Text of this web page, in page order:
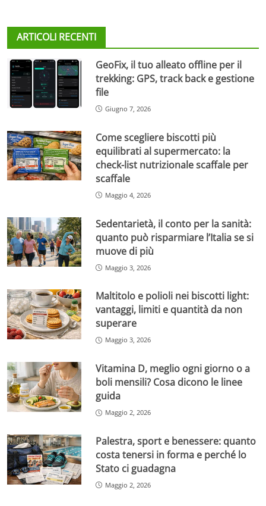
ARTICOLI RECENTI
GeoFix, il tuo alleato offline per il
trekking: GPS, track back e gestione
file
Giugno 7, 2026
Come scegliere biscotti più
equilibrati al supermercato: la
check-list nutrizionale scaffale per
scaffale
Maggio 4, 2026
Sedentarietà, il conto per la sanità:
quanto può risparmiare l’Italia se si
muove di più
Maggio 3, 2026
Maltitolo e polioli nei biscotti light:
vantaggi, limiti e quantità da non
superare
Maggio 3, 2026
Vitamina D, meglio ogni giorno o a
boli mensili? Cosa dicono le linee
guida
Maggio 2, 2026
Palestra, sport e benessere: quanto
costa tenersi in forma e perché lo
Stato ci guadagna
Maggio 2, 2026